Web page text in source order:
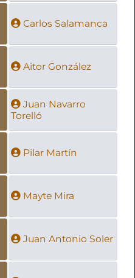
Carlos Salamanca
Aitor González
Juan Navarro
Torelló
Pilar Martín
Mayte Mira
Juan Antonio Soler